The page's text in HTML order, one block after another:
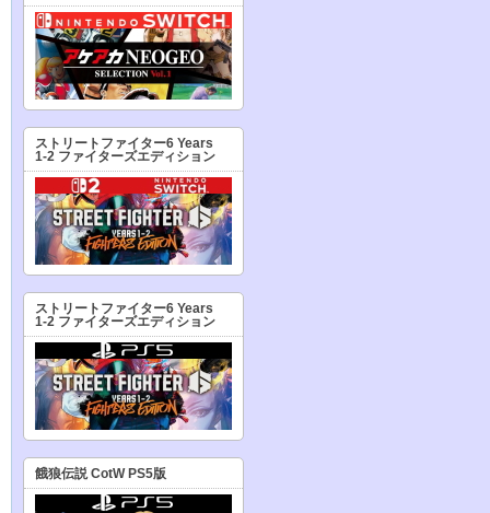
ストリートファイター6 Years
1-2 ファイターズエディション
ストリートファイター6 Years
1-2 ファイターズエディション
餓狼伝説 CotW PS5版